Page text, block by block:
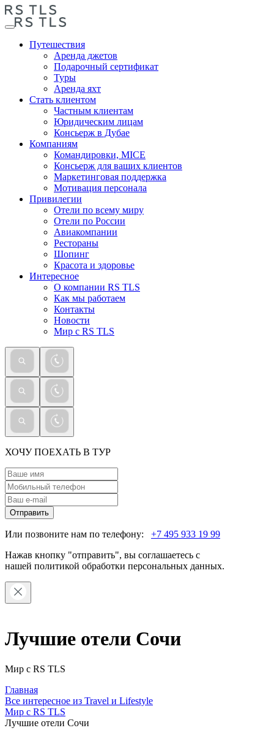
Путешествия
Аренда джетов
Подарочный сертификат
Туры
Аренда яхт
Стать клиентом
Частным клиентам
Юридическим лицам
Консьерж в Дубае
Компаниям
Командировки, MICE
Консьерж для ваших клиентов
Маркетинговая поддержка
Мотивация персонала
Привилегии
Отели по всему миру
Отели по России
Авиакомпании
Рестораны
Шопинг
Красота и здоровье
Интересное
О компании RS TLS
Как мы работаем
Контакты
Новости
Мир с RS TLS
ХОЧУ ПОЕХАТЬ В ТУР
Отправить
Или позвоните нам по телефону: +7 495 933 19 99
Нажав кнопку "отправить", вы соглашаетесь с
нашей политикой обработки персональных данных.
Лучшие отели Сочи
Мир с RS TLS
Главная
Все интересное из Travel и Lifestyle
Мир с RS TLS
Лучшие отели Сочи